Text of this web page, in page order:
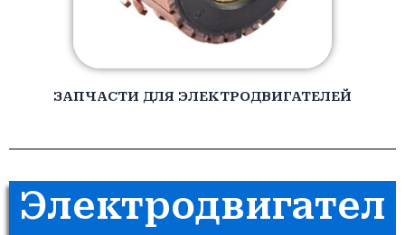
ЗАПЧАСТИ ДЛЯ ЭЛЕКТРОДВИГАТЕЛЕЙ
Электродвигател